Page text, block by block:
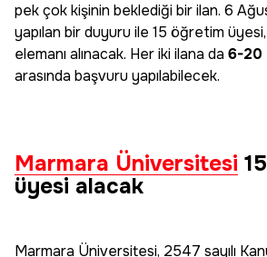
pek çok kişinin beklediği bir ilan. 6
yapılan bir duyuru ile 15 öğretim
elemanı alınacak. Her iki ilana da 6-20
arasında başvuru yapılabilecek.
Marmara Üniversitesi
üyesi alacak
Marmara Üniversitesi, 2547 sayılı